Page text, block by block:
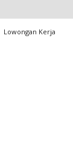
Lowongan Kerja